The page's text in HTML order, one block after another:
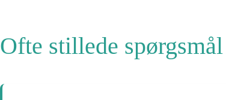
Ofte stillede spørgsmål